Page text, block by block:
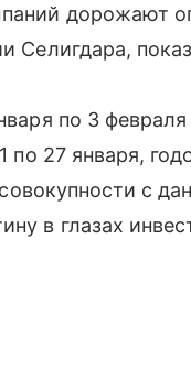
дорожают
Селигдара,
по 3 февраля
по 27 января,
с
в глазах